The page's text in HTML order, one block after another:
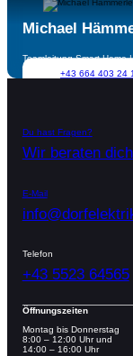
Michael
Teamleitung Smart Home
+43 664 403 24
Du hast Fragen?
Wir beraten
E-Mail
Telefon
+43 5523 64565
Öffnungszeiten
Montag bis Donnerstag
8:00 – 12:00 Uhr und
14:00 – 16:00 Uhr